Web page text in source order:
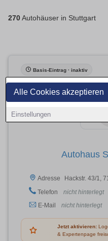
Alle Cookies akzeptieren
Einstellungen
270Autohäuser in Stuttgart
Basis-Eintrag · inaktiv
Autohaus
Adresse
Hackstr. 43/1,
Telefon
nicht hinterlegt
E-Mail
nicht hinterlegt
Jetzt aktivieren:
& Expertenpage